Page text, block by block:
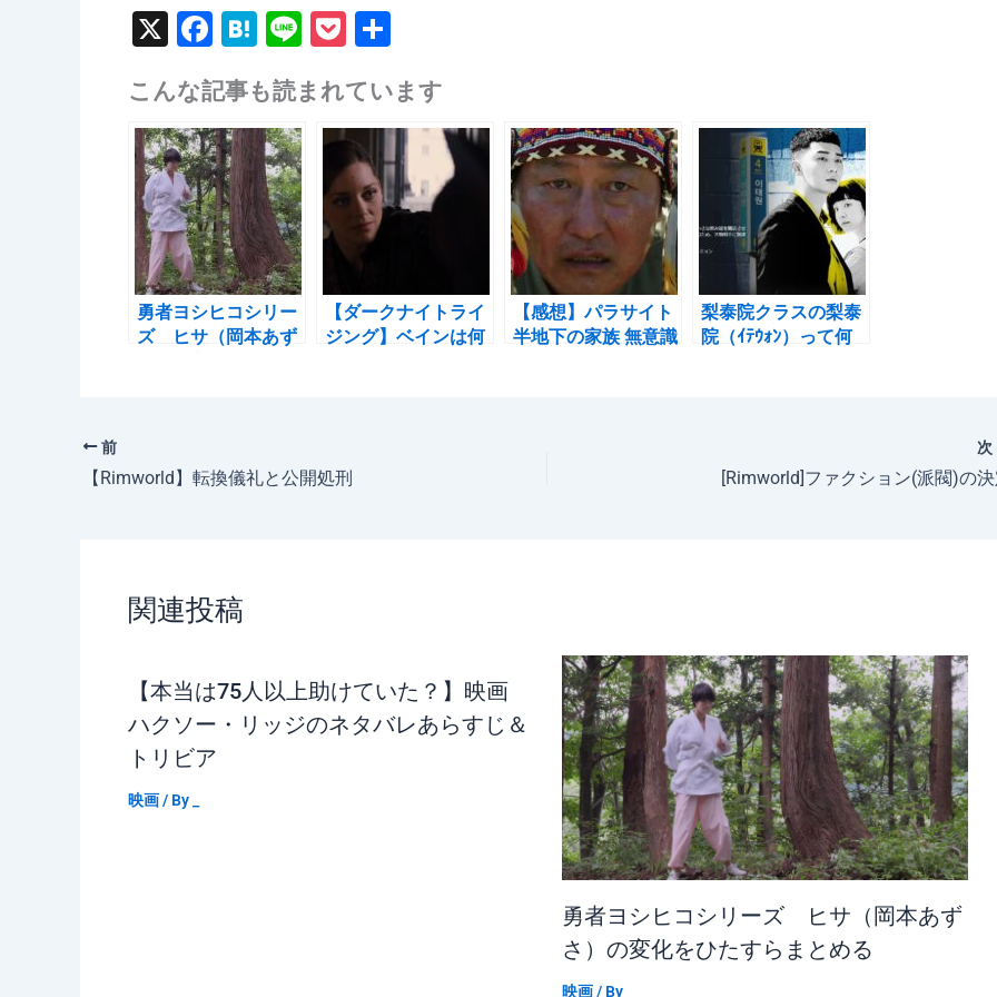
X F
c
e
b
o
o
k
H
e
n
a
Li
e
P
c
k
et
共
こんな記事も読まれています
勇者ヨシヒコシリー
ズ ヒサ（岡本あず
【ダークナイトライ
ジング】ベインは何
【感想】パラサイト
半地下の家族 無意識
梨泰院クラスの梨泰
院（ｲﾃｳｫﾝ）って何
前
【Rimworld】転換儀礼と公開処刑
次
[Rimworld]ファクション(派閥)の
関連投稿
【本当は75人以上助けていた？】映画
ハクソー・リッジのネタバレあらすじ＆
トリビア
映画/ By
勇者ヨシヒコシリーズ ヒサ（岡本あず
さ）の変化をひたすらまとめる
映画/ By